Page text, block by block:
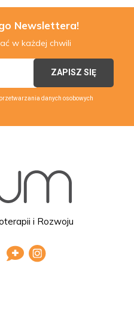
Newslettera!
w każdej chwili
danych osobowych
i Rozwoju